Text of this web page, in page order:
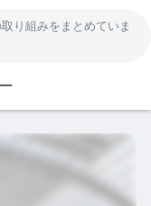
り組みをまとめていま